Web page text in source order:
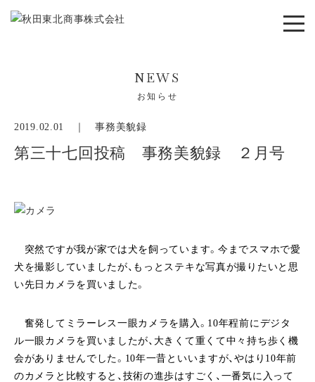
NEWS
お知らせ
2019.02.01 ｜事務美貌録
第三十七回投稿 事務美貌録 ２月号
突然ですが我が家では犬を飼っています。今までスマホで愛
犬を撮影していましたが、もっとステキな写真が撮りたいと思
い先日カメラを買いました。
奮発してミラーレス一眼カメラを購入。10年程前にデジタ
ル一眼カメラを買いましたが、大きくて重くて中々持ち歩く機
会がありませんでした。10年一昔といいますが、やはり10年前
のカメラと比較すると、技術の進歩はすごく、一番気に入って